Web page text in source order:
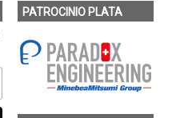
PATROCINIO PLATA